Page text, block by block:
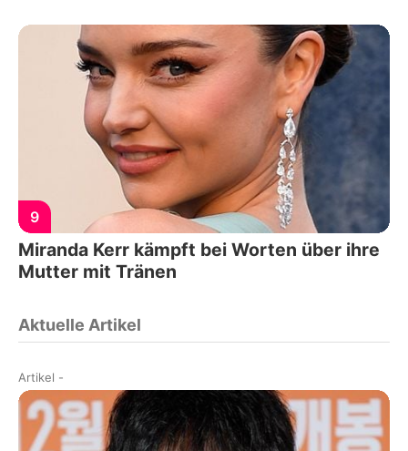
9
Miranda Kerr kämpft bei Worten über ihre
Mutter mit Tränen
Aktuelle Artikel
Artikel -